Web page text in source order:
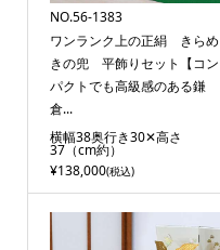
NO.56-1383
ワンランク上の正絹 きらめ
きの兜 平飾りセット【コン
パクトでも高級感のある鎌
倉...
横幅38奥行き30✕高さ
37（cm約）
¥138,000(税込)